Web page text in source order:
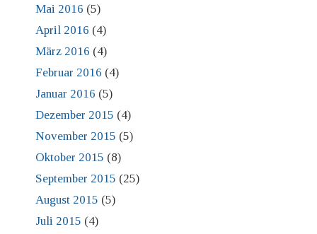
Mai 2016 (5)
April 2016 (4)
März 2016 (4)
Februar 2016 (4)
Januar 2016 (5)
Dezember 2015 (4)
November 2015 (5)
Oktober 2015 (8)
September 2015 (25)
August 2015 (5)
Juli 2015 (4)